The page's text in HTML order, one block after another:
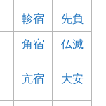
軫宿 先負
角宿 仏滅
亢宿 大安